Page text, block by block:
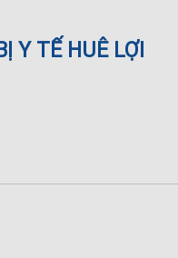
Y TẾ HUÊ LỢI